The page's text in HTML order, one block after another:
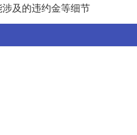
及的违约金等细节